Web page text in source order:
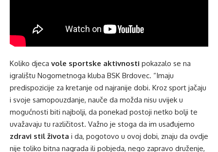
Koliko djeca vole sportske aktivnosti pokazalo se na
igralištu Nogometnoga kluba BSK Brdovec. “Imaju
predispozicije za kretanje od najranije dobi. Kroz sport jačaju
i svoje samopouzdanje, nauče da možda nisu uvijek u
mogućnosti biti najbolji, da ponekad postoji netko bolji te
uvažavaju tu različitost. Važno je stoga da im usađujemo
zdravi stil života i da, pogotovo u ovoj dobi, znaju da ovdje
nije toliko bitna nagrada ili pobjeda, nego zapravo druženje,